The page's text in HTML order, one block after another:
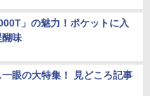
」の魅力！ポケットに入
醐味
眼の大特集！ 見どころ記事